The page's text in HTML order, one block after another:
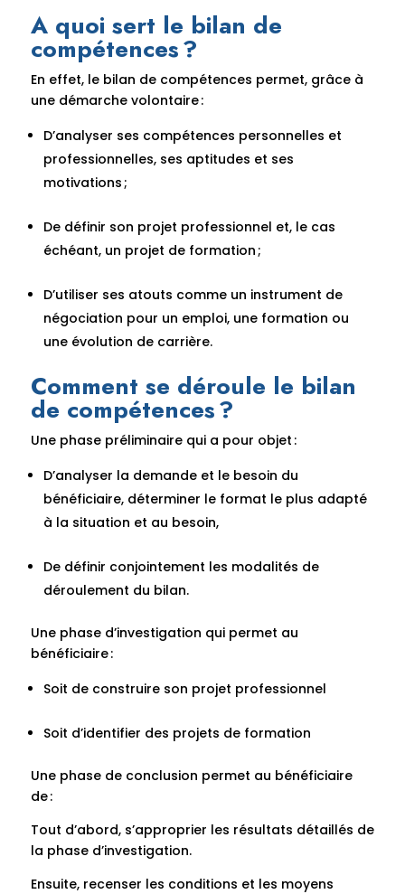
A quoi sert le bilan de
compétences ?
En effet, le bilan de compétences permet, grâce à
une démarche volontaire :
D’analyser ses compétences personnelles et
professionnelles, ses aptitudes et ses
motivations ;
De définir son projet professionnel et, le cas
échéant, un projet de formation ;
D’utiliser ses atouts comme un instrument de
négociation pour un emploi, une formation ou
une évolution de carrière.
Comment se déroule le bilan
de compétences ?
Une phase préliminaire qui a pour objet :
D’analyser la demande et le besoin du
bénéficiaire, déterminer le format le plus adapté
à la situation et au besoin,
De définir conjointement les modalités de
déroulement du bilan.
Une phase d’investigation qui permet au
bénéficiaire :
Soit de construire son projet professionnel
Soit d’identifier des projets de formation
Une phase de conclusion permet au bénéficiaire
de :
Tout d’abord, s’approprier les résultats détaillés de
la phase d’investigation.
Ensuite, recenser les conditions et les moyens